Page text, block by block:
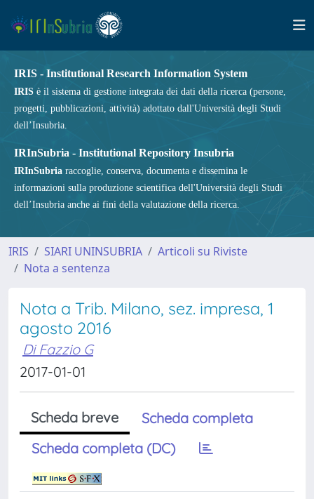
IRIS - Institutional Research Information System
IRIS è il sistema di gestione integrata dei dati della ricerca (persone,
progetti, pubblicazioni, attività) adottato dall'Università degli Studi
dell’Insubria.
IRInSubria - Institutional Repository Insubria
IRInSubria raccoglie, conserva, documenta e dissemina le
informazioni sulla produzione scientifica dell'Università degli Studi
dell’Insubria anche ai fini della valutazione della ricerca.
IRIS SIARI UNINSUBRIA
Articoli su Riviste
Nota a sentenza
Nota a Trib. Milano, sez. impresa, 1
agosto 2016
Di Fazzio G
2017-01-01
Scheda breve
Scheda completa
Scheda completa (DC)